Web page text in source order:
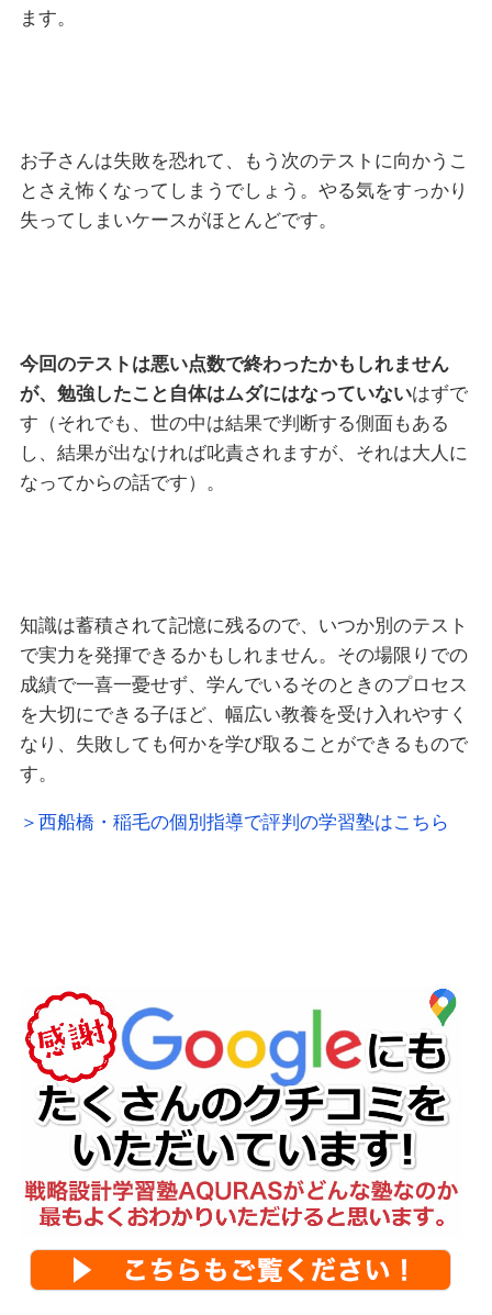
ます。
お子さんは失敗を恐れて、もう次のテストに向かうこ
とさえ怖くなってしまうでしょう。やる気をすっかり
失ってしまいケースがほとんどです。
今回のテストは悪い点数で終わったかもしれません
が、勉強したこと自体はムダにはなっていないはずで
す（それでも、世の中は結果で判断する側面もある
し、結果が出なければ叱責されますが、それは大人に
なってからの話です）。
知識は蓄積されて記憶に残るので、いつか別のテスト
で実力を発揮できるかもしれません。その場限りでの
成績で一喜一憂せず、学んでいるそのときのプロセス
を大切にできる子ほど、幅広い教養を受け入れやすく
なり、失敗しても何かを学び取ることができるもので
す。
＞西船橋・稲毛の個別指導で評判の学習塾はこちら